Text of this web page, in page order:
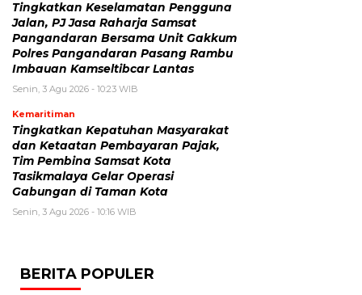
Tingkatkan Keselamatan Pengguna
Jalan, PJ Jasa Raharja Samsat
Pangandaran Bersama Unit Gakkum
Polres Pangandaran Pasang Rambu
Imbauan Kamseltibcar Lantas
Senin, 3 Agu 2026 - 10:23 WIB
Kemaritiman
Tingkatkan Kepatuhan Masyarakat
dan Ketaatan Pembayaran Pajak,
Tim Pembina Samsat Kota
Tasikmalaya Gelar Operasi
Gabungan di Taman Kota
Senin, 3 Agu 2026 - 10:16 WIB
BERITA POPULER